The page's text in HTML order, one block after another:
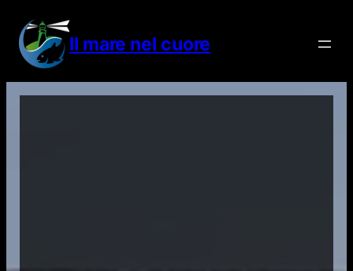
contenuto
Il mare nel cuore